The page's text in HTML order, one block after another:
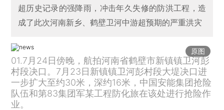
超历史记录的强降雨，冲击年久失修的防洪工程，造
成了此次河南新乡、鹤壁卫河中游超预期的严重洪灾
原图
01.7月24日傍晚，航拍河南省鹤壁市新镇镇卫河彭
村段决口。7月23日新镇镇卫河彭村段大堤决口进
一步扩大至约30米，深约16米，中国安能集团抢险
队伍和第83集团军某工程防化旅在该处进行抢险作
业。